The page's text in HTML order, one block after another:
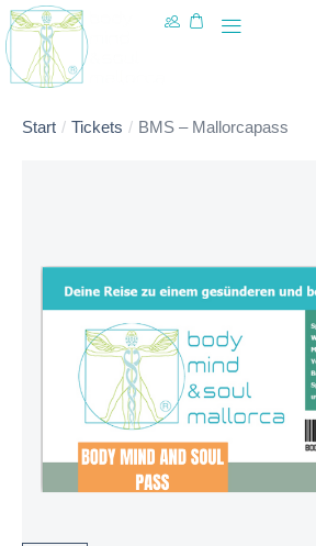
Sie befinden sich hier:
Start Tickets BMS – Mallorcapass